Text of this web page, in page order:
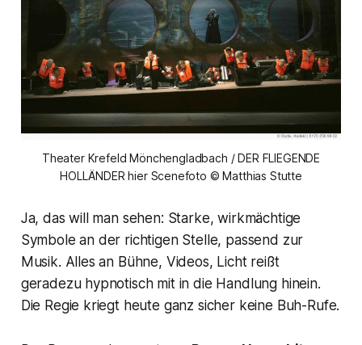
Theater Krefeld Mönchengladbach / DER FLIEGENDE
HOLLÄNDER hier Scenefoto © Matthias Stutte
Ja, das will man sehen: Starke, wirkmächtige
Symbole an der richtigen Stelle, passend zur
Musik. Alles an Bühne, Videos, Licht reißt
geradezu hypnotisch mit in die Handlung hinein.
Die Regie kriegt heute ganz sicher keine Buh-Rufe.